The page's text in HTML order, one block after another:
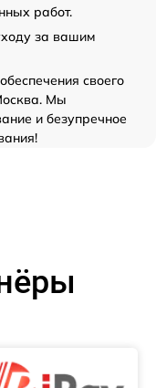
работ.
за вашим
своего
Мы
и безупречное